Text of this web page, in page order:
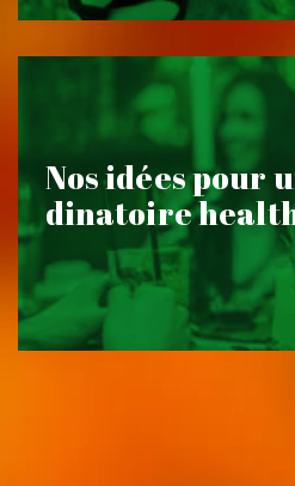
Nos idées pour
dinatoire